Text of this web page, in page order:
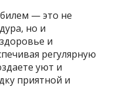
— это не
но и
и
регулярную
уют и
приятной и